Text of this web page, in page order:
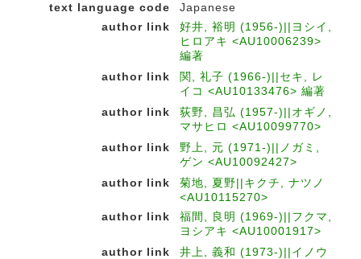
text language code
Japanese
author link
好井, 裕明 (1956-)||ヨシイ,
ヒロアキ <AU10006239>
編著
author link
関, 礼子 (1966-)||セキ, レ
イコ <AU10133476> 編著
author link
荻野, 昌弘 (1957-)||オギノ,
マサヒロ <AU10099770>
author link
野上, 元 (1971-)||ノガミ,
ゲン <AU10092427>
author link
菊地, 夏野||キクチ, ナツノ
<AU10115270>
author link
福間, 良明 (1969-)||フクマ,
ヨシアキ <AU10001917>
author link
井上, 義和 (1973-)||イノウ